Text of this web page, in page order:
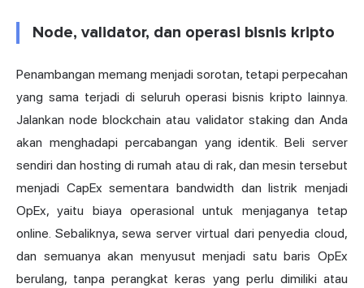
Node, validator, dan operasi bisnis kripto
Penambangan memang menjadi sorotan, tetapi perpecahan
yang sama terjadi di seluruh operasi bisnis kripto lainnya.
Jalankan node blockchain atau validator staking dan Anda
akan menghadapi percabangan yang identik. Beli server
sendiri dan hosting di rumah atau di rak, dan mesin tersebut
menjadi CapEx sementara bandwidth dan listrik menjadi
OpEx, yaitu biaya operasional untuk menjaganya tetap
online. Sebaliknya, sewa server virtual dari penyedia cloud,
dan semuanya akan menyusut menjadi satu baris OpEx
berulang, tanpa perangkat keras yang perlu dimiliki atau